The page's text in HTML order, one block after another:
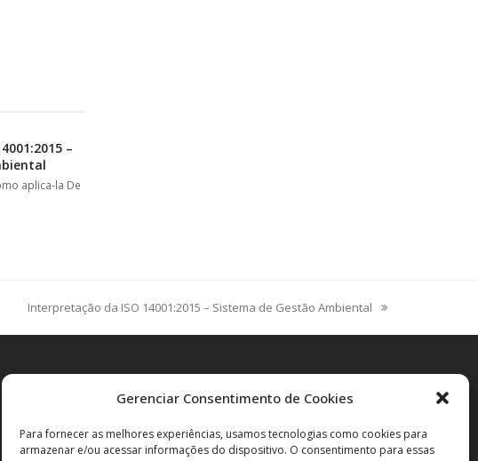
Gerenciar Consentimento de Cookies
Para fornecer as melhores experiências, usamos tecnologias como cookies para
armazenar e/ou acessar informações do dispositivo. O consentimento para essas
–
aplica-la De
next
post:
Interpretação da ISO 14001:2015 – Sistema de Gestão Ambiental